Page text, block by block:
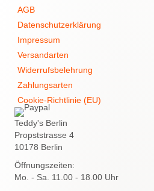
AGB
Datenschutzerklärung
Impressum
Versandarten
Widerrufsbelehrung
Zahlungsarten
Cookie-Richtlinie (EU)
Teddy's Berlin
Propststrasse 4
10178 Berlin
Öffnungszeiten:
Mo. - Sa. 11.00 - 18.00 Uhr